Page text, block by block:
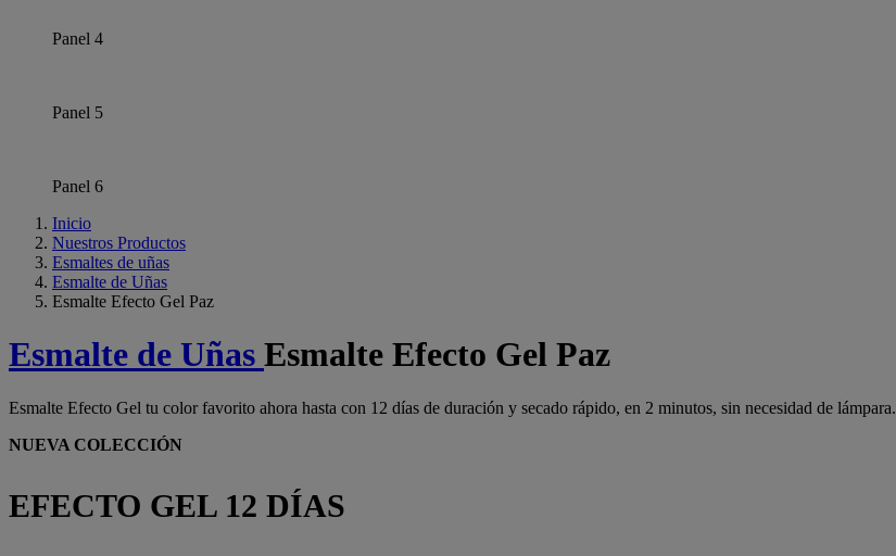
Panel 4
Panel 5
Panel 6
Inicio
Nuestros Productos
Esmaltes de uñas
Esmalte de Uñas
Esmalte Efecto Gel Paz
Esmalte de Uñas Esmalte Efecto Gel Paz
Esmalte Efecto Gel tu color favorito ahora hasta con 12 días de duración y secado rápido, en 2 minutos, sin necesidad de lámpara.
NUEVA COLECCIÓN
EFECTO GEL 12 DÍAS